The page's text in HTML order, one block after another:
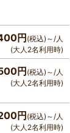
円 (税込)～/人
(大人2名利用時)
円 (税込)～/人
(大人2名利用時)
円 (税込)～/人
(大人2名利用時)